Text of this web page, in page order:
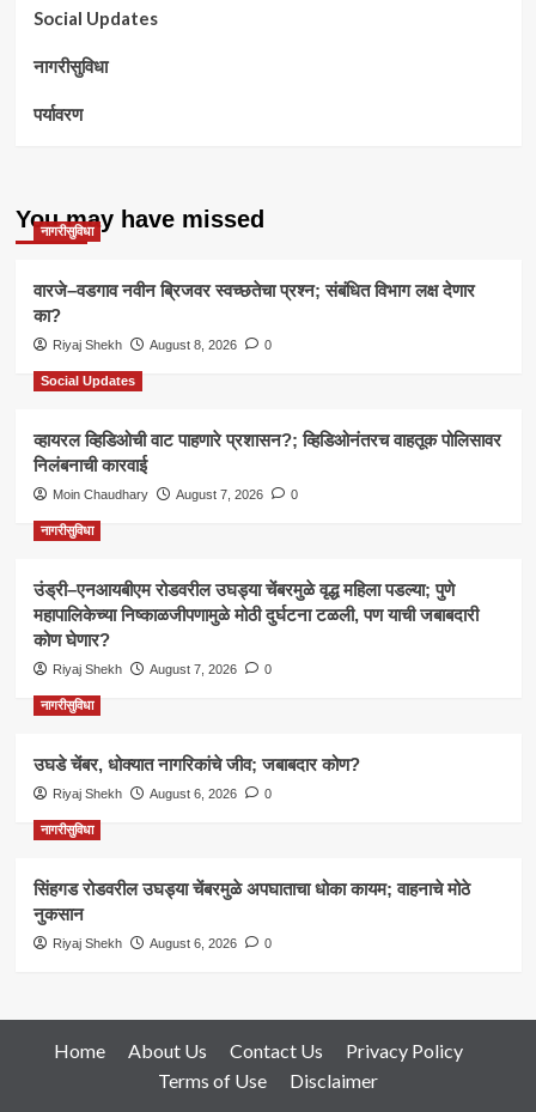
Social Updates
नागरीसुविधा
पर्यावरण
You may have missed
नागरीसुविधा
वारजे–वडगाव नवीन ब्रिजवर स्वच्छतेचा प्रश्न; संबंधित विभाग लक्ष देणार
का?
Riyaj Shekh August 8, 2026 0
Social Updates
व्हायरल व्हिडिओची वाट पाहणारे प्रशासन?; व्हिडिओनंतरच वाहतूक पोलिसावर
निलंबनाची कारवाई
Moin Chaudhary August 7, 2026 0
नागरीसुविधा
उंड्री–एनआयबीएम रोडवरील उघड्या चेंबरमुळे वृद्ध महिला पडल्या; पुणे
महापालिकेच्या निष्काळजीपणामुळे मोठी दुर्घटना टळली, पण याची जबाबदारी
कोण घेणार?
Riyaj Shekh August 7, 2026 0
नागरीसुविधा
उघडे चेंबर, धोक्यात नागरिकांचे जीव; जबाबदार कोण?
Riyaj Shekh August 6, 2026 0
नागरीसुविधा
सिंहगड रोडवरील उघड्या चेंबरमुळे अपघाताचा धोका कायम; वाहनाचे मोठे
नुकसान
Riyaj Shekh August 6, 2026 0
Home About Us Contact Us
Privacy Policy
Terms of Use
Disclaimer